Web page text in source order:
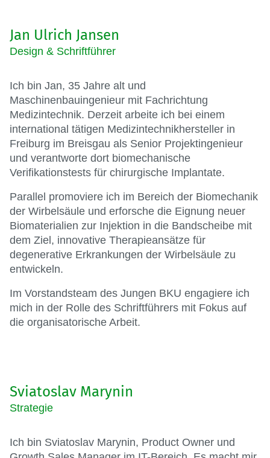
Jan Ulrich Jansen
Design & Schriftführer
Ich bin Jan, 35 Jahre alt und
Maschinenbauingenieur mit Fachrichtung
Medizintechnik. Derzeit arbeite ich bei einem
international tätigen Medizintechnikhersteller in
Freiburg im Breisgau als Senior Projektingenieur
und verantworte dort biomechanische
Verifikationstests für chirurgische Implantate.
Parallel promoviere ich im Bereich der Biomechanik
der Wirbelsäule und erforsche die Eignung neuer
Biomaterialien zur Injektion in die Bandscheibe mit
dem Ziel, innovative Therapieansätze für
degenerative Erkrankungen der Wirbelsäule zu
entwickeln.
Im Vorstandsteam des Jungen BKU engagiere ich
mich in der Rolle des Schriftführers mit Fokus auf
die organisatorische Arbeit.
Sviatoslav Marynin
Strategie
Ich bin Sviatoslav Marynin, Product Owner und